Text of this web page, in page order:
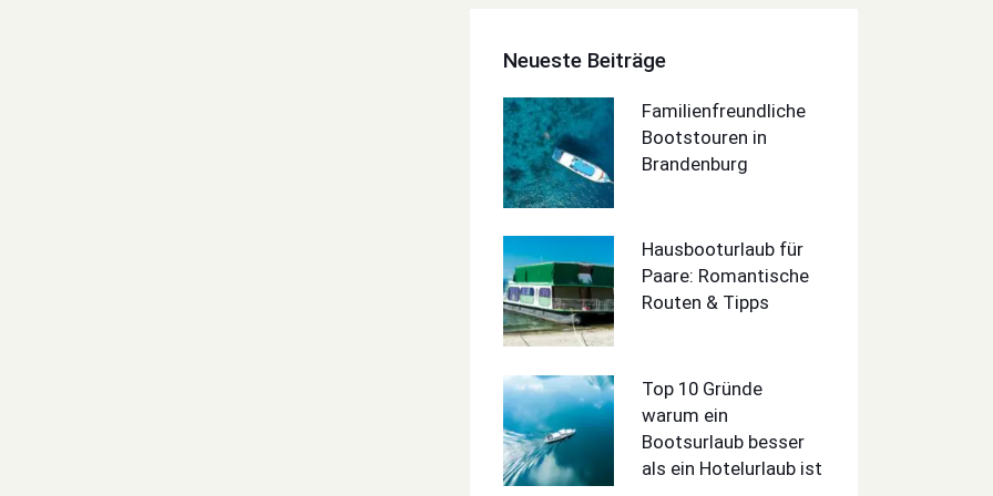
Neueste Beiträge
Familienfreundliche
Bootstouren in
Brandenburg
Hausbooturlaub für
Paare: Romantische
Routen & Tipps
Top 10 Gründe
warum ein
Bootsurlaub besser
als ein Hotelurlaub ist